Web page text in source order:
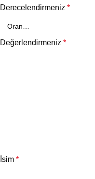
Derecelendirmeniz *
Değerlendirmeniz *
İsim *